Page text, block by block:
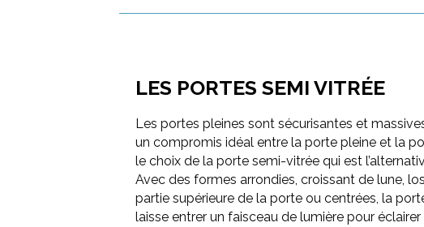
LES PORTES SEMI VITRÉE
Les portes pleines sont sécurisantes et
un compromis idéal entre la porte pleine et la
le choix de la porte semi-vitrée qui est
Avec des formes arrondies, croissant de lune,
partie supérieure de la porte ou centrées, la
laisse entrer un faisceau de lumière pour